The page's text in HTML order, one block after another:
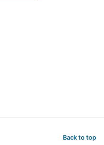
Back to top